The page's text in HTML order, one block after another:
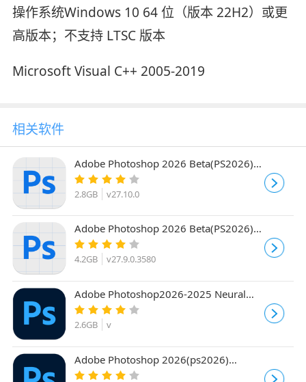
操作系统Windows 10 64 位（版本 22H2）或更
高版本；不支持 LTSC 版本
Microsoft Visual C++ 2005-2019
相关软件
Adobe Photoshop 2026 Beta(PS2026)
v27.10.0 m3625 AI 中文绿色免安装版
2.8GB v27.10.0
Adobe Photoshop 2026 Beta(PS2026)
v27.9.0.3580 ACR18.4 中文直装版+神经
滤镜
4.2GB v27.9.0.3580
Adobe Photoshop2026-2025 Neural
Filters AI神经网络滤镜 最新离线完整版
2.6GB v
Adobe Photoshop 2026(ps2026)
v27.8.0.13 精简优化便携绿色版 x64